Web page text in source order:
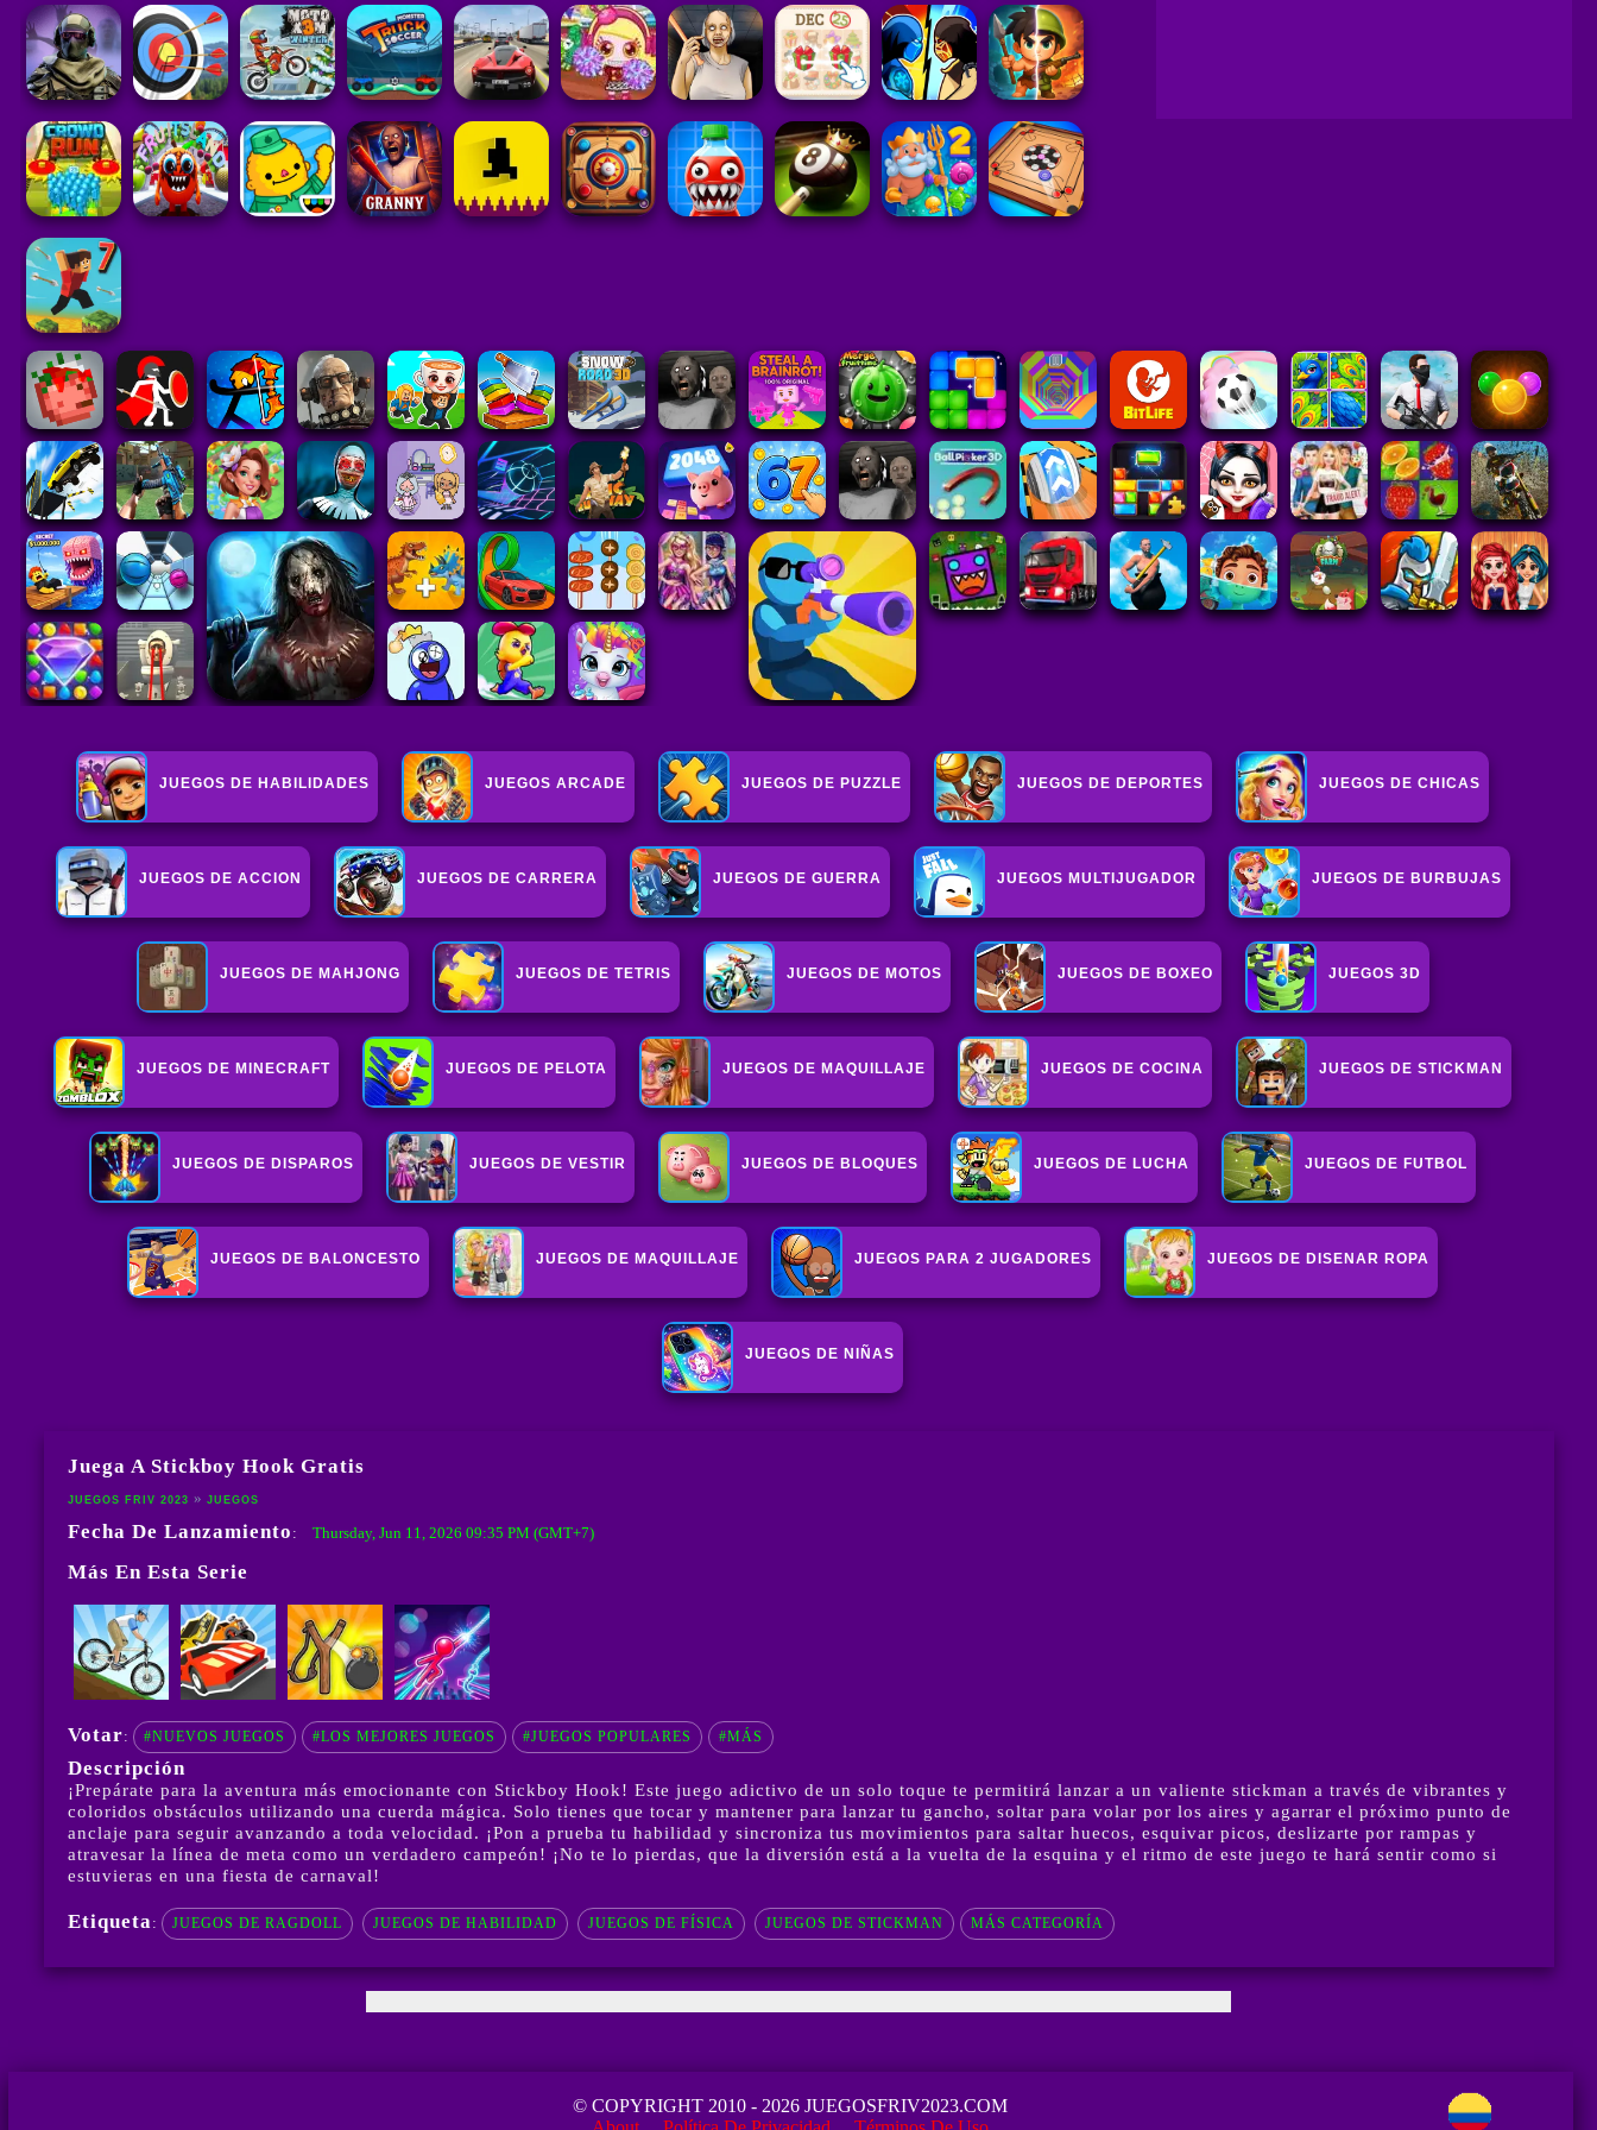
JUEGOS DE HABILIDADES JUEGOS ARCADE JUEGOS DE PUZZLE JUEGOS DE DEPORTES JUEGOS DE CHICAS
JUEGOS DE ACCION JUEGOS DE CARRERA JUEGOS DE GUERRA JUEGOS MULTIJUGADOR JUEGOS DE BURBUJAS
JUEGOS DE MAHJONG JUEGOS DE TETRIS JUEGOS DE MOTOS JUEGOS DE BOXEO JUEGOS 3D
JUEGOS DE MINECRAFT JUEGOS DE PELOTA JUEGOS DE MAQUILLAJE JUEGOS DE COCINA JUEGOS DE STICKMAN
JUEGOS DE DISPAROS JUEGOS DE VESTIR JUEGOS DE BLOQUES JUEGOS DE LUCHA JUEGOS DE FUTBOL
JUEGOS DE BALONCESTO JUEGOS DE MAQUILLAJE JUEGOS PARA 2 JUGADORES JUEGOS DE DISENAR ROPA
JUEGOS DE NIÑAS
Juega A Stickboy Hook Gratis
JUEGOS FRIV 2023 JUEGOS
Fecha De Lanzamiento : Thursday, Jun 11, 2026 09:35 PM (GMT+7)
Más En Esta Serie
Votar: #NUEVOS JUEGOS #LOS MEJORES JUEGOS #JUEGOS POPULARES #MÁS
Descripción
¡Prepárate para la aventura más emocionante con Stickboy Hook! Este juego adictivo de un solo toque te permitirá lanzar a un valiente stickman a través de vibrantes y
coloridos obstáculos utilizando una cuerda mágica. Solo tienes que tocar y mantener para lanzar tu gancho, soltar para volar por los aires y agarrar el próximo punto de
anclaje para seguir avanzando a toda velocidad. ¡Pon a prueba tu habilidad y sincroniza tus movimientos para saltar huecos, esquivar picos, deslizarte por rampas y
atravesar la línea de meta como un verdadero campeón! ¡No te lo pierdas, que la diversión está a la vuelta de la esquina y el ritmo de este juego te hará sentir como si
estuvieras en una fiesta de carnaval!
Etiqueta: JUEGOS DE RAGDOLL JUEGOS DE HABILIDAD JUEGOS DE FÍSICA JUEGOS DE STICKMAN MÁS CATEGORÍA
© COPYRIGHT 2010 - 2026 JUEGOSFRIV2023.COM